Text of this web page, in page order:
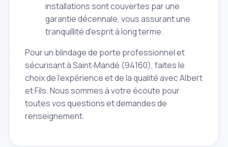
installations sont couvertes par une
garantie décennale, vous assurant une
tranquillité d'esprit à long terme.
Pour un blindage de porte professionnel et
sécurisant à Saint‑Mandé (94160), faites le
choix de l'expérience et de la qualité avec Albert
et Fils. Nous sommes à votre écoute pour
toutes vos questions et demandes de
renseignement.